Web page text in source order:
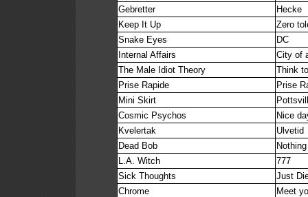
Gebretter
Hecke
Keep It Up
Zero
Snake Eyes
DC
Internal Affairs
City of
The Male Idiot Theory
Think
Prise Rapide
Prise
Mini Skirt
Cosmic Psychos
Nice
Kvelertak
Ulvetid
Dead Bob
L.A. Witch
777
Sick Thoughts
Just
Chrome
Meet